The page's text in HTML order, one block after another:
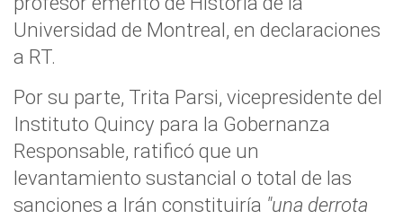
Universidad de Montreal, en declaraciones
a RT.
Por su parte, Trita Parsi, vicepresidente del
Instituto Quincy para la Gobernanza
Responsable, ratificó que un
levantamiento sustancial o total de las
sanciones a Irán constituiría "una derrota